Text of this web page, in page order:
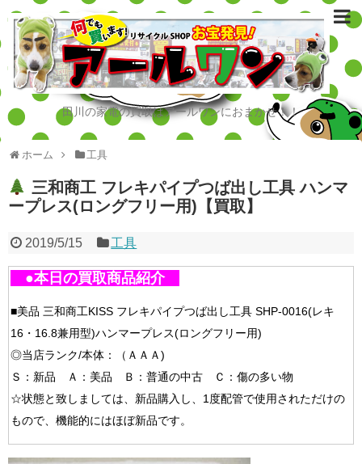
田川の家電の買取はアールワンにおまかせ！！
ホーム 工具
三和商工 フレキパイプつば出し工具 ハンマ
ープレス(ロングフリー用)【買取】
2019/5/15 工具
●本日の買取商品紹介
■美品 三和商工KISS フレキパイプつば出し工具 SHP-0016(レキ
16・16.8兼用型)ハンマープレス(ロングフリー用)
◎当店ランク/本体：（ＡＡＡ)
Ｓ：新品 Ａ：美品 Ｂ：普通の中古 Ｃ：傷の多い物
☆状態と致しましては、新品購入し、1度配管で使用されただけの
もので、機能的にはほぼ新品です。